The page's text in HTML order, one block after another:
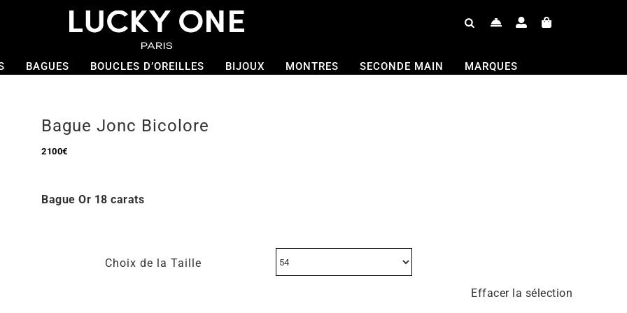
BAGUES BOUCLES D’OREILLES BIJOUX MONTRES SECONDE MAIN MARQUES
Bague Jonc Bicolore
2100€
Bague Or 18 carats
Choix de la Taille
Effacer la sélection